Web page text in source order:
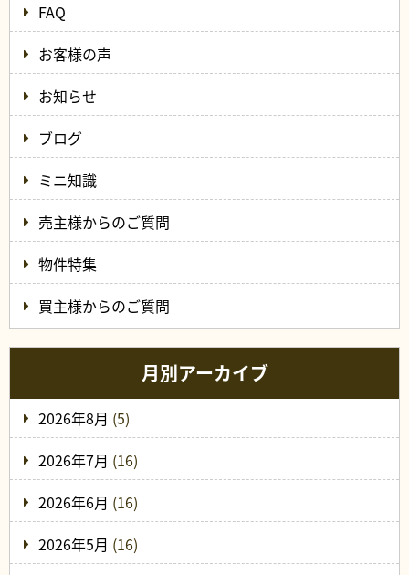
FAQ
お客様の声
お知らせ
ブログ
ミニ知識
売主様からのご質問
物件特集
買主様からのご質問
月別アーカイブ
2026年8月 (5)
2026年7月 (16)
2026年6月 (16)
2026年5月 (16)